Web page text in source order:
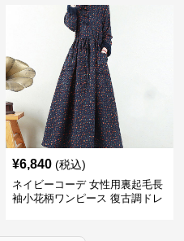
¥6,840 (税込)
ネイビーコーデ 女性用裏起毛長
袖小花柄ワンピース 復古調ドレ